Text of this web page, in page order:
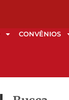
CONVÊNIOS